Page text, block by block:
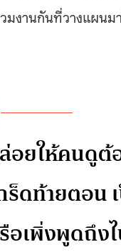
มงานกันที่วางแผนม
อยให้คนดูต้
ดท้ายตอน
เพิ่งพูดถึง